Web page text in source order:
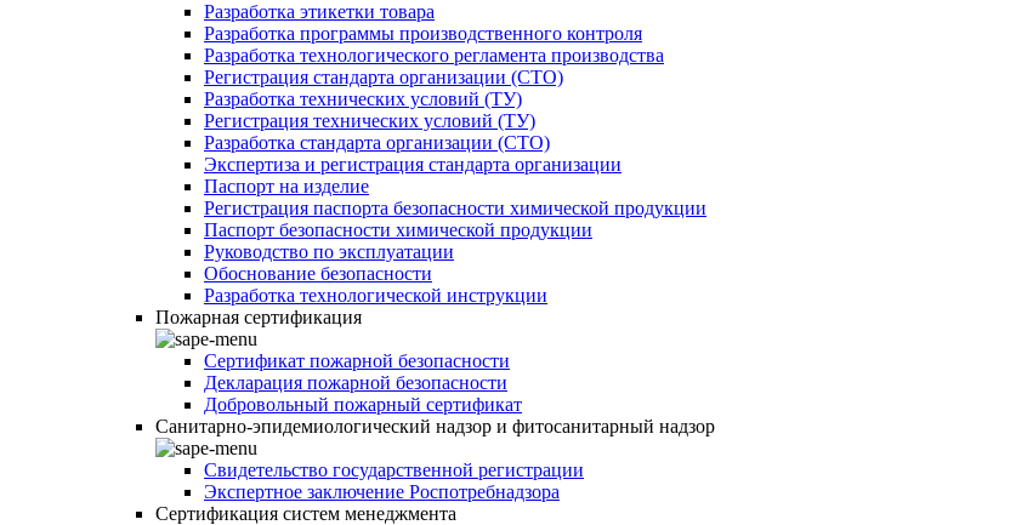
Разработка этикетки товара
Разработка программы производственного контроля
Разработка технологического регламента производства
Регистрация стандарта организации (СТО)
Разработка технических условий (ТУ)
Регистрация технических условий (ТУ)
Разработка стандарта организации (СТО)
Экспертиза и регистрация стандарта организации
Паспорт на изделие
Регистрация паспорта безопасности химической продукции
Паспорт безопасности химической продукции
Руководство по эксплуатации
Обоснование безопасности
Разработка технологической инструкции
Пожарная сертификация
Сертификат пожарной безопасности
Декларация пожарной безопасности
Добровольный пожарный сертификат
Санитарно-эпидемиологический надзор и фитосанитарный надзор
Свидетельство государственной регистрации
Экспертное заключение Роспотребнадзора
Сертификация систем менеджмента